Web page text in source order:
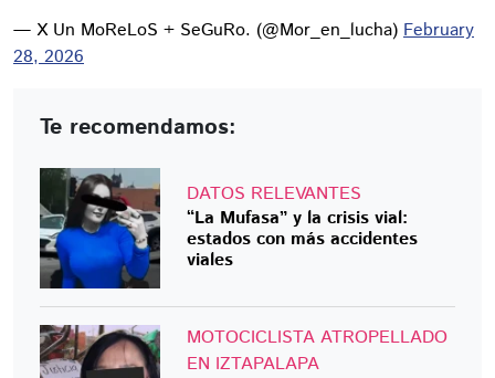
— X Un MoReLoS + SeGuRo. (@Mor_en_lucha) February
28, 2026
Te recomendamos:
DATOS RELEVANTES
“La Mufasa” y la crisis vial:
estados con más accidentes
viales
MOTOCICLISTA ATROPELLADO
EN IZTAPALAPA